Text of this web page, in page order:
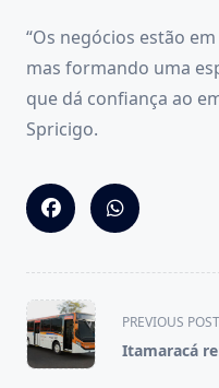
“Os negócios estão
mas formando uma
que dá confiança ao
Spricigo.
<span
class="nav-
subtitle
PREVIOUS POST
Itamaracá